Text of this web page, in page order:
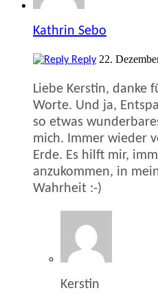
Kathrin Sebo
Reply 22.
Liebe Kerstin, danke
Worte. Und ja,
so etwas
mich. Immer wieder
Erde. Es hilft mir,
anzukommen, in
Wahrheit :-)
Kerstin